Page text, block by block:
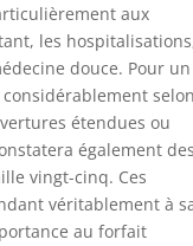
aux
les
douce. Pour un
selon
étendues ou
également des
vingt-cinq. Ces
véritablement à
au forfait